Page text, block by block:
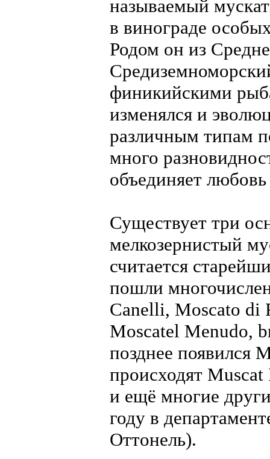
называемый
в винограде
Родом он из
финикийскими
изменялся и
различным типам
много
объединяет
Существует три
мелкозернистый
считается
пошли
Canelli, Moscato di
Moscatel Menudo,
позднее появился
происходят
и ещё многие
году в
Оттонель).